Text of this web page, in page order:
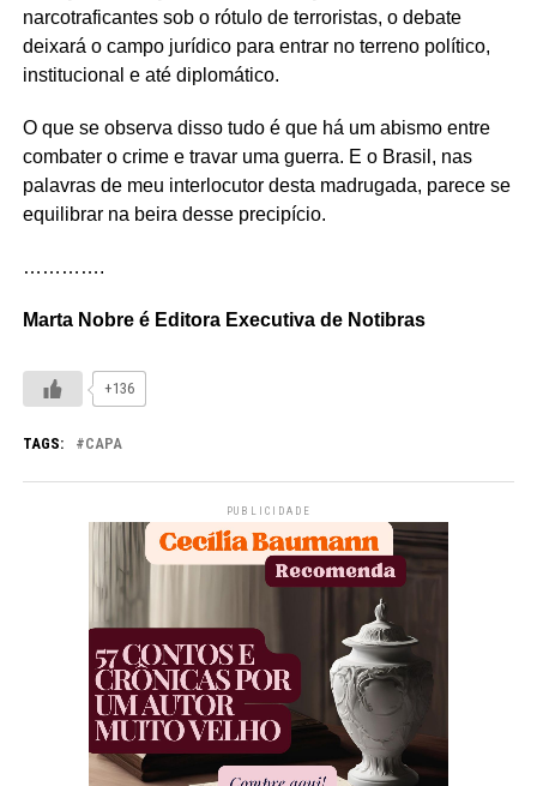
narcotraficantes sob o rótulo de terroristas, o debate
deixará o campo jurídico para entrar no terreno político,
institucional e até diplomático.
O que se observa disso tudo é que há um abismo entre
combater o crime e travar uma guerra. E o Brasil, nas
palavras de meu interlocutor desta madrugada, parece se
equilibrar na beira desse precipício.
………….
Marta Nobre é Editora Executiva de Notibras
+136
TAGS: CAPA
PUBLICIDADE